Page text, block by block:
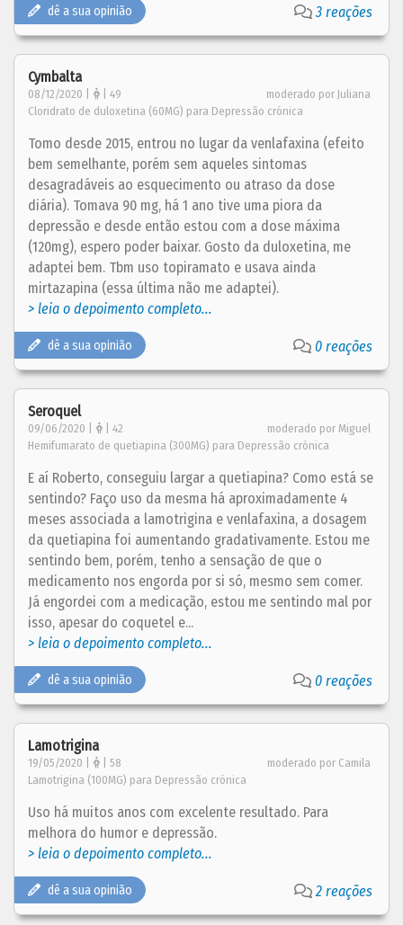
dê a sua opinião 3 reações
Cymbalta
08/12/2020 | | 49
moderado por Juliana
Cloridrato de duloxetina (60MG) para Depressão crónica
Tomo desde 2015, entrou no lugar da venlafaxina (efeito
bem semelhante, porém sem aqueles sintomas
desagradáveis ao esquecimento ou atraso da dose
diária). Tomava 90 mg, há 1 ano tive uma piora da
depressão e desde então estou com a dose máxima
(120mg), espero poder baixar. Gosto da duloxetina, me
adaptei bem. Tbm uso topiramato e usava ainda
mirtazapina (essa última não me adaptei).
> leia o depoimento completo...
dê a sua opinião 0 reações
Seroquel
09/06/2020 | | 42
moderado por Miguel
Hemifumarato de quetiapina (300MG) para Depressão crónica
E aí Roberto, conseguiu largar a quetiapina? Como está se
sentindo? Faço uso da mesma há aproximadamente 4
meses associada a lamotrigina e venlafaxina, a dosagem
da quetiapina foi aumentando gradativamente. Estou me
sentindo bem, porém, tenho a sensação de que o
medicamento nos engorda por si só, mesmo sem comer.
Já engordei com a medicação, estou me sentindo mal por
isso, apesar do coquetel e...
> leia o depoimento completo...
dê a sua opinião 0 reações
Lamotrigina
19/05/2020 | | 58
moderado por Camila
Lamotrigina (100MG) para Depressão crónica
Uso há muitos anos com excelente resultado. Para
melhora do humor e depressão.
> leia o depoimento completo...
dê a sua opinião 2 reações